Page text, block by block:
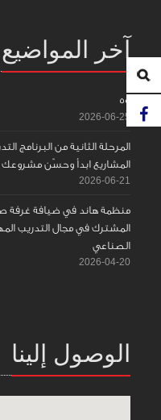
آخر المواضيع
55
2026-06-25
المرحلة الثانية من البرنامج
المشاريع ابدأ وحسّن مشروعك
2026-06-21
منظمة هاند في ضيافة غرفة
المشترك في مجال التدريب
الصناعي
2026-04-20
الوصول إلينا